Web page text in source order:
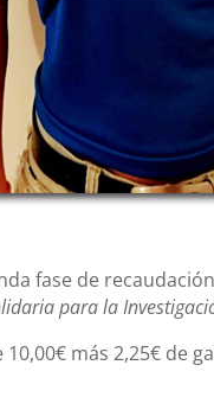
fase de
para la
más 2,25€ de